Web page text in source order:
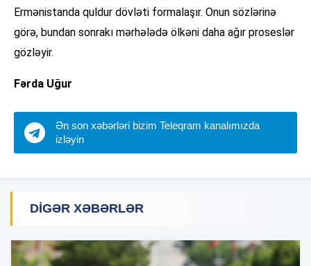
Ermənistanda quldur dövləti formalaşır. Onun sözlərinə
görə, bundan sonrakı mərhələdə ölkəni daha ağır proseslər
gözləyir.
Fərda Uğur
Ən son xəbərləri bizim Teleqram kanalımızda
izləyin
DIGƏR XƏBƏRLƏR